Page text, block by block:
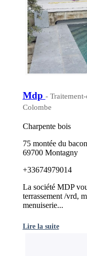
Mdp -
Colombe
Charpente bois
75 montée du
69700 Montagny
+33674979014
La société MDP
terrassement /vrd,
menuiserie...
Lire la suite